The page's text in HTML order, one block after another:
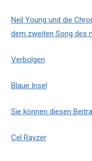
Neil Young und die
dem zweiten Song des
Verbolgen
Blaue Insel
Sie können diesen
Cel Rayzer